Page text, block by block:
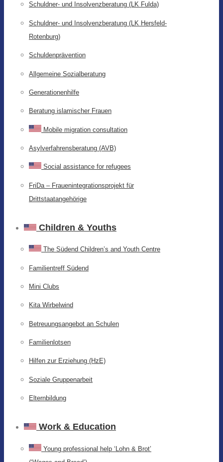
Schuldner- und Insolvenzberatung (LK Fulda)
Schuldner- und Insolvenzberatung (LK Hersfeld-
Rotenburg)
Schuldenprävention
Allgemeine Sozialberatung
Generationenhilfe
Beratung islamischer Frauen
Mobile migration consultation
Asylverfahrensberatung (AVB)
Social assistance for refugees
FriDa – Frauenintegrationsprojekt für
Drittstaatangehörige
Children & Youths
The Südend Children’s and Youth Centre
Familientreff Südend
Mini Clubs
Kita Wirbelwind
Betreuungsangebot an Schulen
Familienlotsen
Hilfen zur Erziehung (HzE)
Soziale Gruppenarbeit
Elternbildung
Work & Education
Young professional help ‘Lohn & Brot’